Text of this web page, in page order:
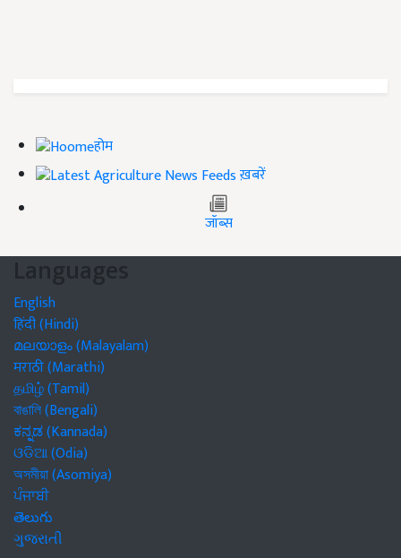
होम
ख़बरें
जॉब्स
Languages
English
हिंदी (Hindi)
മലയാളം (Malayalam)
मराठी (Marathi)
தமிழ் (Tamil)
বাঙালি (Bengali)
ಕನ್ನಡ (Kannada)
ଓଡିଆ (Odia)
অসমীয়া (Asomiya)
ਪੰਜਾਬੀ
తెలుగు
ગુજરાતી